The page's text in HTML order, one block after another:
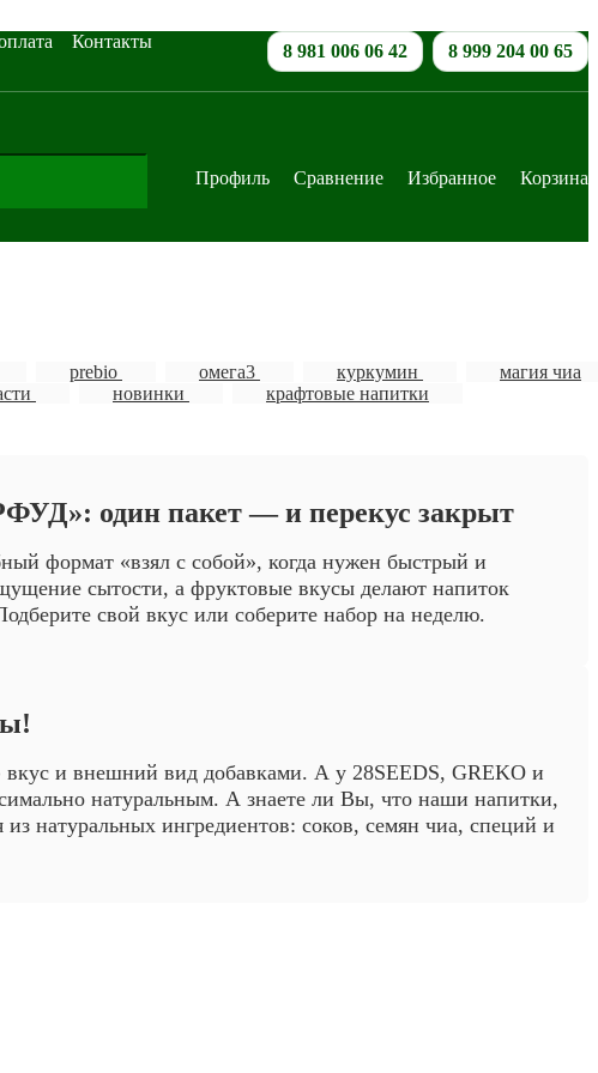
Контакты 8 981 006 06 42 8 999 204 00 65
Профиль Сравнение Избранное Корзина
prebio омега3 куркумин
магия чиа
новинки
крафтовые напитки
один пакет — и перекус закрыт
формат «взял с собой», когда нужен быстрый и
сытости, а фруктовые вкусы делают напиток
свой вкус или соберите набор на неделю.
и внешний вид добавками. А у 28SEEDS, GREKO и
натуральным. А знаете ли Вы, что наши напитки,
натуральных ингредиентов: соков, семян чиа, специй и